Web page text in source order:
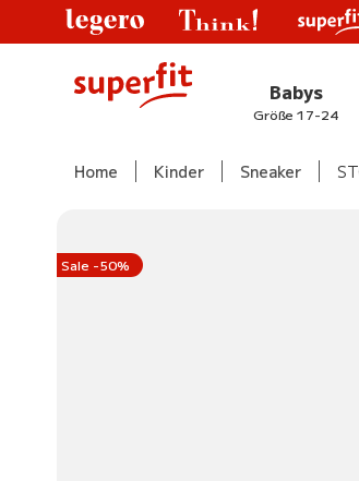
Babys
Größe 17-24
Home Kinder Sneaker
Sale -50%